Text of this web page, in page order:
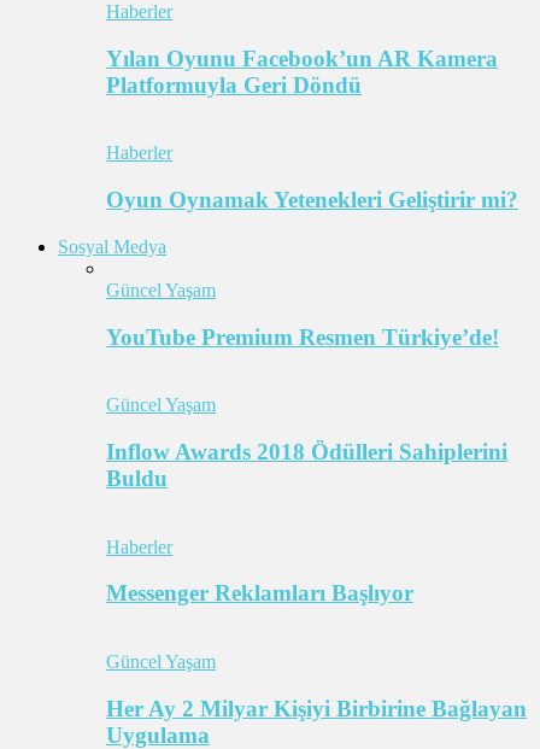
Haberler
Yılan Oyunu Facebook’un AR Kamera
Platformuyla Geri Döndü
Haberler
Oyun Oynamak Yetenekleri Geliştirir mi?
Sosyal Medya
Güncel Yaşam
YouTube Premium Resmen Türkiye’de!
Güncel Yaşam
Inflow Awards 2018 Ödülleri Sahiplerini
Buldu
Haberler
Messenger Reklamları Başlıyor
Güncel Yaşam
Her Ay 2 Milyar Kişiyi Birbirine Bağlayan
Uygulama